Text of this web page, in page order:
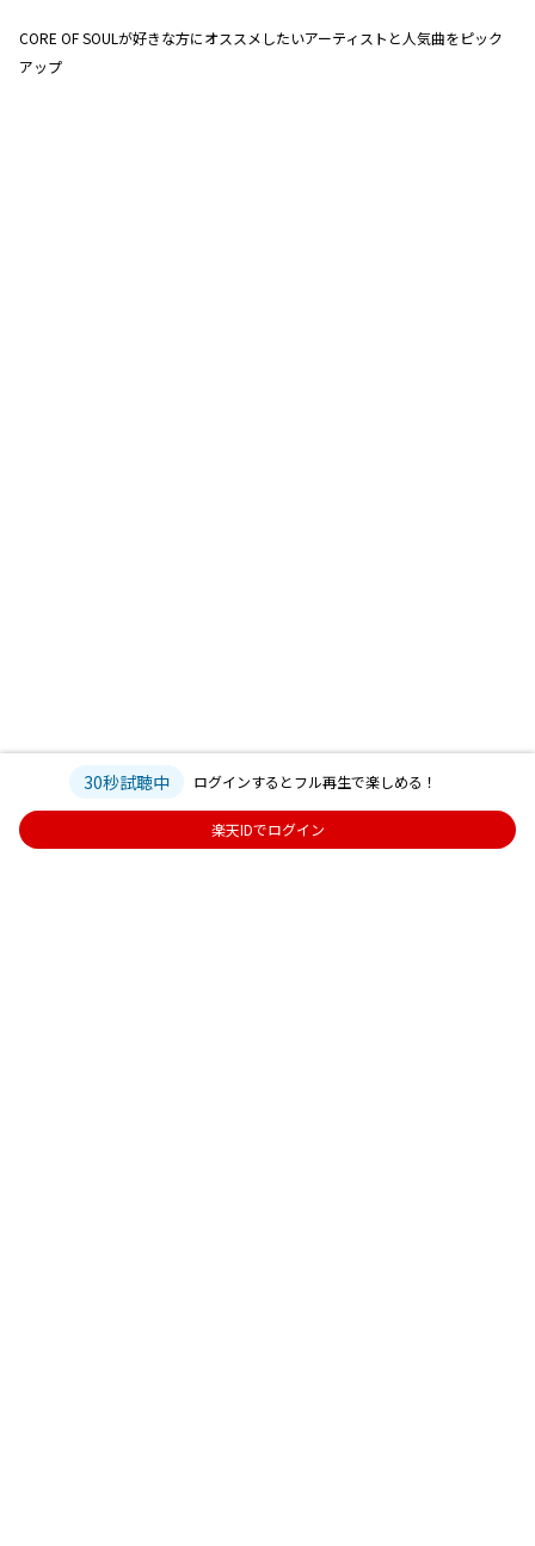
CORE OF SOULが好きな方にオススメしたいアーティストと人気曲をピック
アップ
30秒試聴中 ログインするとフル再生で楽しめる！
楽天IDでログイン